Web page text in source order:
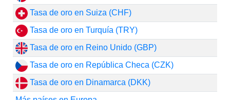
Tasa de oro en Suiza (CHF)
Tasa de oro en Turquía (TRY)
Tasa de oro en Reino Unido (GBP)
Tasa de oro en República Checa (CZK)
Tasa de oro en Dinamarca (DKK)